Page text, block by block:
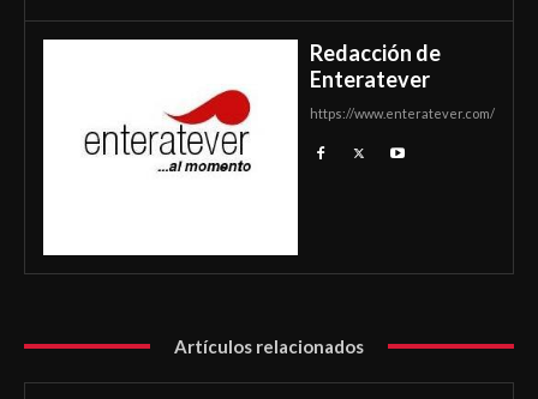
Redacción de
Enteratever
https://www.enteratever.com/
Artículos relacionados